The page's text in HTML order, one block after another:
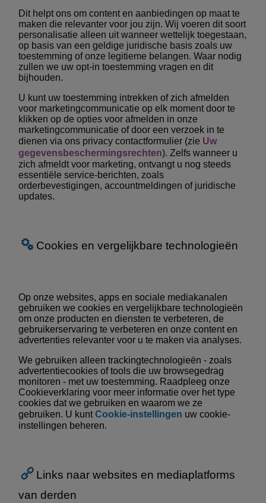
Dit helpt ons om content en aanbiedingen op maat te
maken die relevanter voor jou zijn. Wij voeren dit soort
personalisatie alleen uit wanneer wettelijk toegestaan,
op basis van een geldige juridische basis zoals uw
toestemming of onze legitieme belangen. Waar nodig
zullen we uw opt-in toestemming vragen en dit
bijhouden.
U kunt uw toestemming intrekken of zich afmelden
voor marketingcommunicatie op elk moment door te
klikken op de opties voor afmelden in onze
marketingcommunicatie of door een verzoek in te
dienen via ons privacy contactformulier (zie Uw
gegevensbeschermingsrechten). Zelfs wanneer u
zich afmeldt voor marketing, ontvangt u nog steeds
essentiële service-berichten, zoals
orderbevestigingen, accountmeldingen of juridische
updates.
Cookies en vergelijkbare technologieën
Op onze websites, apps en sociale mediakanalen
gebruiken we cookies en vergelijkbare technologieën
om onze producten en diensten te verbeteren, de
gebruikerservaring te verbeteren en onze content en
advertenties relevanter voor u te maken via analyses.
We gebruiken alleen trackingtechnologieën - zoals
advertentiecookies of tools die uw browsegedrag
monitoren - met uw toestemming. Raadpleeg onze
Cookieverklaring voor meer informatie over het type
cookies dat we gebruiken en waarom we ze
gebruiken. U kuntCookie-instellingen uw cookie-
instellingen beheren.
Links naar websites en mediaplatforms
van derden